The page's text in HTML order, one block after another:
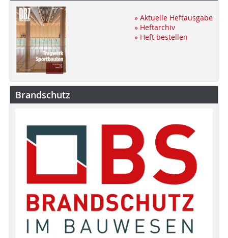
» Aktuelle Heftausgabe
» Heftarchiv
» Heft bestellen
Brandschutz